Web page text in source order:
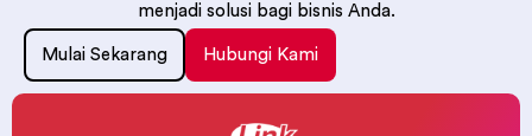
menjadi solusi bagi bisnis Anda.
Mulai Sekarang Hubungi Kami